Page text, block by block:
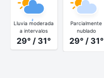
Lluvia moderada
a intervalos
29° / 31°
Parcialmente
nublado
29° / 31°